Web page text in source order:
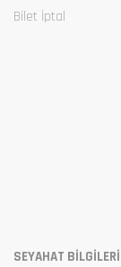
Bilet İptal
SEYAHAT BİLGİLERİ